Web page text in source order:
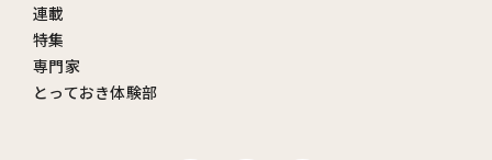
連載
特集
専門家
とっておき体験部